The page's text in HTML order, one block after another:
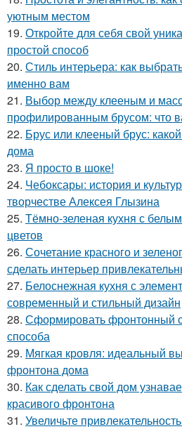
уютным местом
19. Откройте для себя свой
простой способ
20. Стиль интерьера: как
именно вам
21. Выбор между клееным и
профилированным брусом: что
22. Брус или клееный брус:
дома
23. Я просто в шоке!
24. Чебоксары: история и
творчестве Алексея Глызина
25. Тёмно-зеленая кухня с
цветов
26. Сочетание красного и
сделать интерьер
27. Белоснежная кухня с
современный и стильный дизайн
28. Сформировать фронтонный
способа
29. Мягкая кровля: идеальный
фронтона дома
30. Как сделать свой дом
красивого фронтона
31. Увеличьте